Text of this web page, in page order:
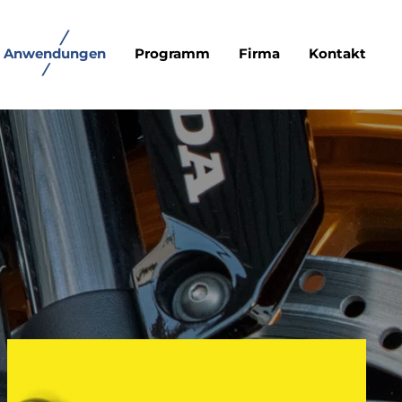
Anwendungen Programm Firma Kontakt